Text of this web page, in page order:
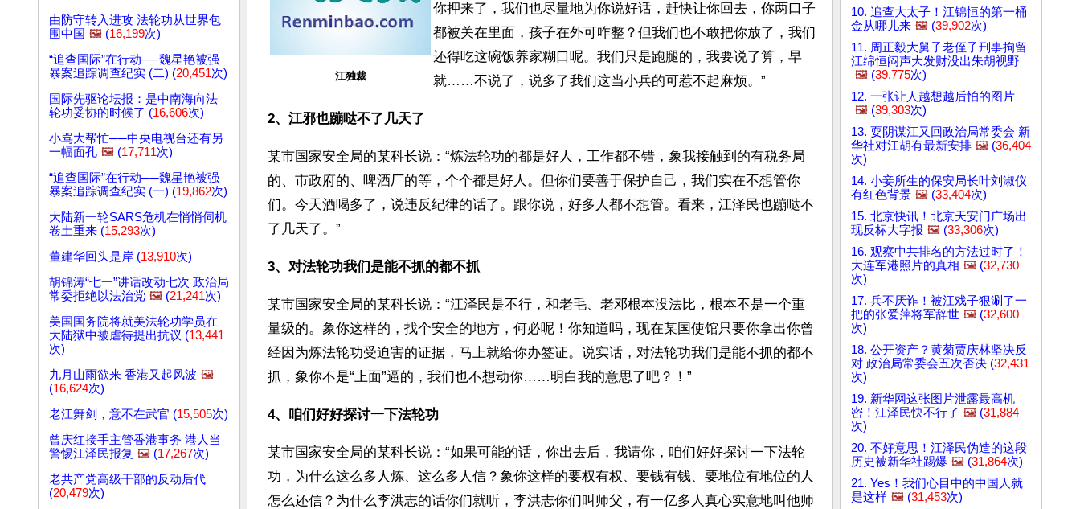
由防守转入进攻 法轮功从世界包
围中国 🖼️ (16,199次)
“追查国际”在行动──魏星艳被强
暴案追踪调查纪实 (二) (20,451次)
国际先驱论坛报：是中南海向法
轮功妥协的时候了 (16,606次)
小骂大帮忙──中央电视台还有另
一幅面孔 🖼️ (17,711次)
“追查国际”在行动──魏星艳被强
暴案追踪调查纪实 (一) (19,862次)
大陆新一轮SARS危机在悄悄伺机
卷土重来 (15,293次)
董建华回头是岸 (13,910次)
胡锦涛“七一”讲话改动七次 政治局
常委拒绝以法治党 🖼️ (21,241次)
美国国务院将就美法轮功学员在
大陆狱中被虐待提出抗议 (13,441
次)
九月山雨欲来 香港又起风波 🖼️
(16,624次)
老江舞剑，意不在武官 (15,505次)
曾庆红接手主管香港事务 港人当
警惕江泽民报复 🖼️ (17,267次)
老共产党高级干部的反动后代
(20,479次)
江独裁
你押来了，我们也尽量地为你说好话，赶快让你回去，你两口子
都被关在里面，孩子在外可咋整？但我们也不敢把你放了，我们
还得吃这碗饭养家糊口呢。我们只是跑腿的，我要说了算，早
就……不说了，说多了我们这当小兵的可惹不起麻烦。”
2、江邪也蹦哒不了几天了
某市国家安全局的某科长说：“炼法轮功的都是好人，工作都不错，象我接触到的有税务局
的、市政府的、啤酒厂的等，个个都是好人。但你们要善于保护自己，我们实在不想管你
们。今天酒喝多了，说违反纪律的话了。跟你说，好多人都不想管。看来，江泽民也蹦哒不
了几天了。”
3、对法轮功我们是能不抓的都不抓
某市国家安全局的某科长说：“江泽民是不行，和老毛、老邓根本没法比，根本不是一个重
量级的。象你这样的，找个安全的地方，何必呢！你知道吗，现在某国使馆只要你拿出你曾
经因为炼法轮功受迫害的证据，马上就给你办签证。说实话，对法轮功我们是能不抓的都不
抓，象你不是“上面”逼的，我们也不想动你……明白我的意思了吧？！”
4、咱们好好探讨一下法轮功
某市国家安全局的某科长说：“如果可能的话，你出去后，我请你，咱们好好探讨一下法轮
功，为什么这么多人炼、这么多人信？象你这样的要权有权、要钱有钱、要地位有地位的人
怎么还信？为什么李洪志的话你们就听，李洪志你们叫师父，有一亿多人真心实意地叫他师
10. 追查大太子！江锦恒的第一桶
金从哪儿来 🖼️ (39,902次)
11. 周正毅大舅子老侄子刑事拘留
江绵恒闷声大发财没出朱胡视野
🖼️ (39,775次)
12. 一张让人越想越后怕的图片
🖼️ (39,303次)
13. 耍阴谋江又回政治局常委会 新
华社对江胡有最新安排 🖼️ (36,404
次)
14. 小妾所生的保安局长叶刘淑仪
有红色背景 🖼️ (33,404次)
15. 北京快讯！北京天安门广场出
现反标大字报 🖼️ (33,306次)
16. 观察中共排名的方法过时了！
大连军港照片的真相 🖼️ (32,730
次)
17. 兵不厌诈！被江戏子狠涮了一
把的张爱萍将军辞世 🖼️ (32,600
次)
18. 公开资产？黄菊贾庆林坚决反
对 政治局常委会五次否决 (32,431
次)
19. 新华网这张图片泄露最高机
密！江泽民快不行了 🖼️ (31,884
次)
20. 不好意思！江泽民伪造的这段
历史被新华社踢爆 🖼️ (31,864次)
21. Yes！我们心目中的中国人就
是这样 🖼️ (31,453次)